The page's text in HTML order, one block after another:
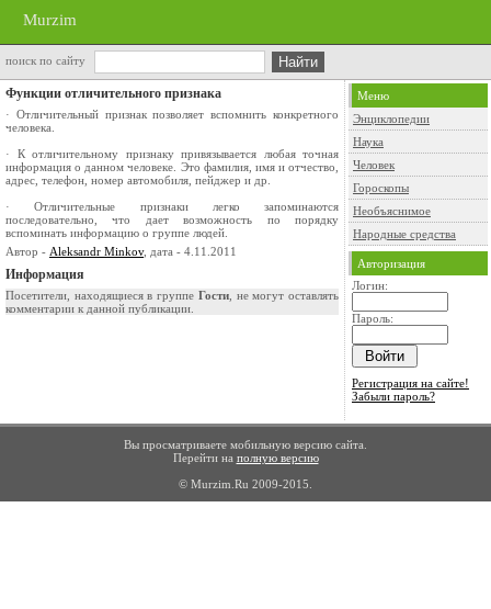
Murzim
поиск по сайту
Функции отличительного признака
· Отличительный признак позволяет вспомнить конкретного
человека.
· К отличительному признаку привязывается любая точная
информация о данном человеке. Это фамилия, имя и отчество,
адрес, телефон, номер автомобиля, пейджер и др.
· Отличительные признаки легко запоминаются
последовательно, что дает возможность по порядку
вспоминать информацию о группе людей.
Автор - Aleksandr Minkov, дата - 4.11.2011
Информация
Посетители, находящиеся в группе Гости, не могут оставлять
комментарии к данной публикации.
Меню
Энциклопедии
Наука
Человек
Гороскопы
Необъяснимое
Народные средства
Авторизация
Логин:
Пароль:
Регистрация на сайте!
Забыли пароль?
Вы просматриваете мобильную версию сайта.
Перейти на полную версию
© Murzim.Ru 2009-2015.